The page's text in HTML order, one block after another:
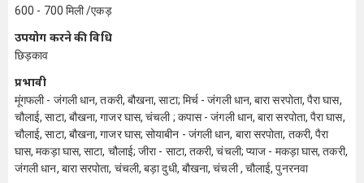
600 - 700 मिली /एकड़
उपयोग करने की विधि
छिड़काव
प्रभावी
मूंगफली - जंगली धान, तकरी, बौखना, साटा; मिर्च - जंगली धान, बारा सरपोता, पैरा घास,
चौलाई, साटा, बौखना, गाजर घास, चंचली ; कपास - जंगली धान, बारा सरपोता, पैरा घास,
चौलाई, साटा, बौखना, गाजर घास; सोयाबीन - जंगली धान, बारा सरपोता, तकरी, पैरा
घास, मकड़ा घास, साटा, चौलाई; जीरा - साटा, तकरी, चंचली; प्याज - मकड़ा घास, तकरी,
जंगली धान, बारा सरपोता, चंचली, बड़ा दुधी, बौखना, चंचली , चौलाई, पुनरनवा